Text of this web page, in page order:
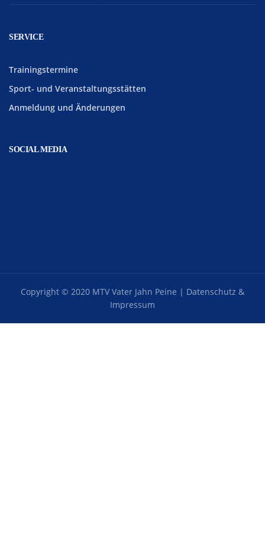
SERVICE
Trainingstermine
Sport- und Veranstaltungsstätten
Anmeldung und Änderungen
SOCIAL MEDIA
Copyright © 2020 MTV Vater Jahn Peine | Datenschutz &
Impressum